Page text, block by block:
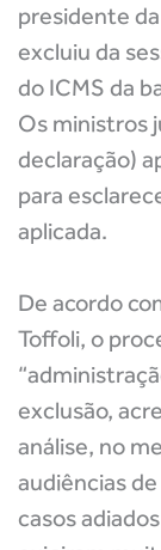
presidente
excluiu da
do ICMS da
Os ministros
declaração)
para
aplicada.
De acordo
Toffoli, o
exclusão,
análise, no
audiências
casos